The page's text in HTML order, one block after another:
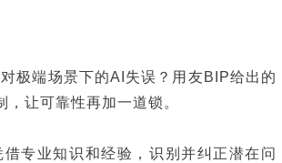
极端场景下的AI失误？用友BIP给出的
让可靠性再加一道锁。
专业知识和经验，识别并纠正潜在问